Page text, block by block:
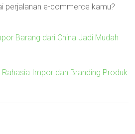
perjalanan e-commerce kamu?
Barang dari China Jadi Mudah
Rahasia Impor dan Branding Produk